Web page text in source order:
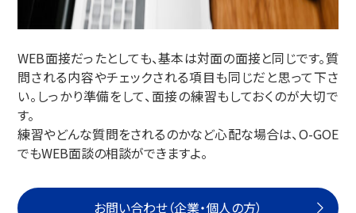
WEB面接だったとしても、基本は対面の面接と同じです。質
問される内容やチェックされる項目も同じだと思って下さ
い。しっかり準備をして、面接の練習もしておくのが大切で
す。
練習やどんな質問をされるのかなど心配な場合は、O-GOE
でもWEB面談の相談ができますよ。
お問い合わせ（企業・個人の方）